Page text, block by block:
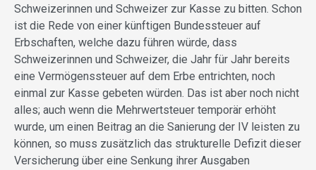
Schweizerinnen und Schweizer zur Kasse zu bitten. Schon
ist die Rede von einer künftigen Bundessteuer auf
Erbschaften, welche dazu führen würde, dass
Schweizerinnen und Schweizer, die Jahr für Jahr bereits
eine Vermögenssteuer auf dem Erbe entrichten, noch
einmal zur Kasse gebeten würden. Das ist aber noch nicht
alles; auch wenn die Mehrwertsteuer temporär erhöht
wurde, um einen Beitrag an die Sanierung der IV leisten zu
können, so muss zusätzlich das strukturelle Defizit dieser
Versicherung über eine Senkung ihrer Ausgaben